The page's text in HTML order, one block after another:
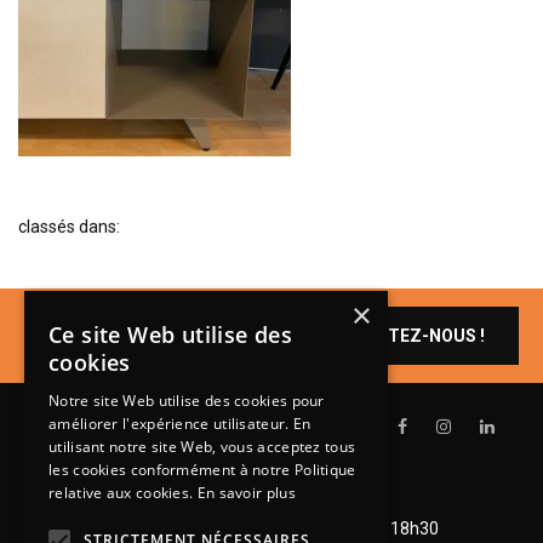
BIBLIOTHÈQUE
TABLE BASSE
FAUTEUILS
CANAPÉS
CHAISES
LITERIE
MATELAS
LITS RELEVABLES
classés dans:
Un produit vous
intéresse ?
CONTACTEZ-NOUS !
Lundi de 14h à 18h30
Mardi à vendredi de 9h à 12h et de 14h à 18h30
×
Ce site Web utilise des
cookies
Notre site Web utilise des cookies pour
améliorer l'expérience utilisateur. En
utilisant notre site Web, vous acceptez tous
les cookies conformément à notre Politique
relative aux cookies. En savoir plus